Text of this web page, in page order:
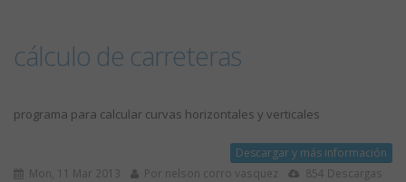
cálculo de carreteras
programa para calcular curvas horizontales y verticales
Descargar y más información
Mon, 11 Mar 2013 Por nelson corro vasquez 854 Descargas